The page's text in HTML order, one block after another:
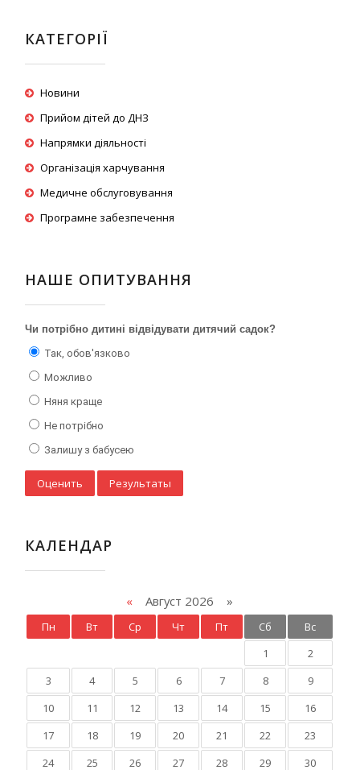
КАТЕГОРІЇ
Новини
Прийом дітей до ДНЗ
Напрямки діяльності
Організація харчування
Медичне обслуговування
Програмне забезпечення
НАШЕ ОПИТУВАННЯ
Чи потрібно дитині відвідувати дитячий садок?
Так, обов'язково
Можливо
Няня краще
Не потрібно
Залишу з бабусею
КАЛЕНДАР
« Август 2026 »
Пн Вт Ср Чт Пт Сб
Вс
1
2
3
4 5 6 7 8
9
10
11 12 13 14 15
16
17
18 19 20 21 22
23
24
25 26 27 28 29
30